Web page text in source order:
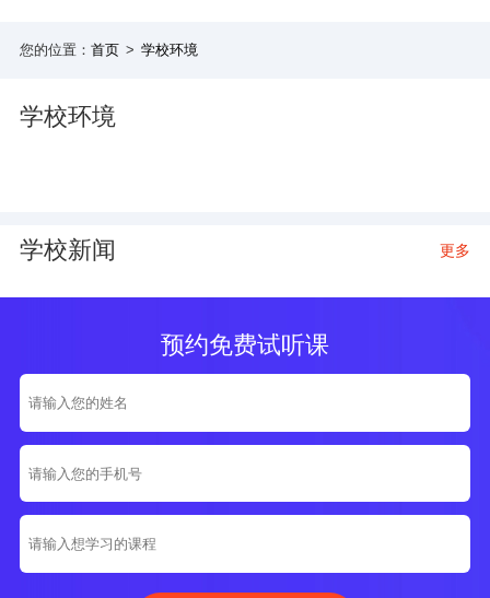
您的位置： 首页 > 学校环境
学校环境
更多
学校新闻
预约免费试听课